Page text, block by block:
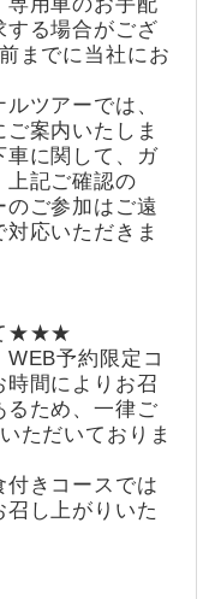
する場合がござ
までに当社にお
ツアーでは、
案内いたしま
車に関して、ガ
上記ご確認の
ご参加はご遠
応いただきま
★★★
予約限定コ
時間によりお召
るため、一律ご
ただいておりま
付きコースでは
し上がりいた